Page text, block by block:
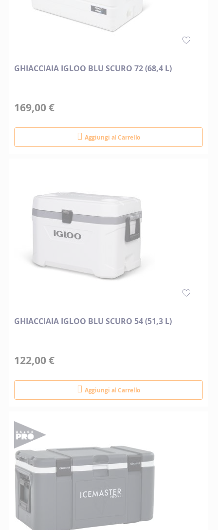
GHIACCIAIA IGLOO BLU SCURO 72 (68,4 L)
169,00 €
Aggiungi al Carrello
GHIACCIAIA IGLOO BLU SCURO 54 (51,3 L)
122,00 €
Aggiungi al Carrello